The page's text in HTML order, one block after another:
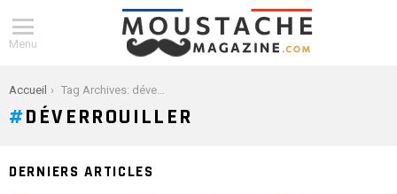
Menu
You are here:
Accueil Tag Archives: déverrouiller
DÉVERROUILLER
DERNIERS ARTICLES